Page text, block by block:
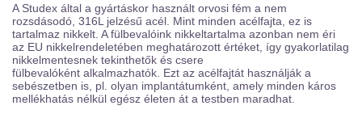
A Studex által a gyártáskor használt orvosi fém a nem
rozsdásodó, 316L jelzésű acél. Mint minden acélfajta, ez is
tartalmaz nikkelt. A fülbevalóink nikkeltartalma azonban nem éri
az EU nikkelrendeletében meghatározott értéket, így gyakorlatilag
nikkelmentesnek tekinthetők és csere
fülbevalóként alkalmazhatók. Ezt az acélfajtát használják a
sebészetben is, pl. olyan implantátumként, amely minden káros
mellékhatás nélkül egész életen át a testben maradhat.